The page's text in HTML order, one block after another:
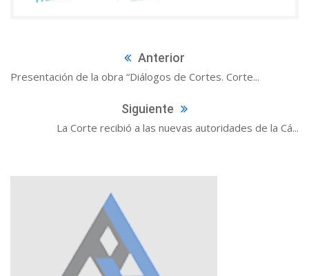
Anterior
Presentación de la obra “Diálogos de Cortes. Corte...
Siguiente
La Corte recibió a las nuevas autoridades de la Cá...